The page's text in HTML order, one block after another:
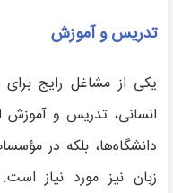
تدریس و آموزش
یکی از مشاغل رایج
انسانی، تدریس و
دانشگاه‌ها، بلکه در
زبان نیز مورد نیاز